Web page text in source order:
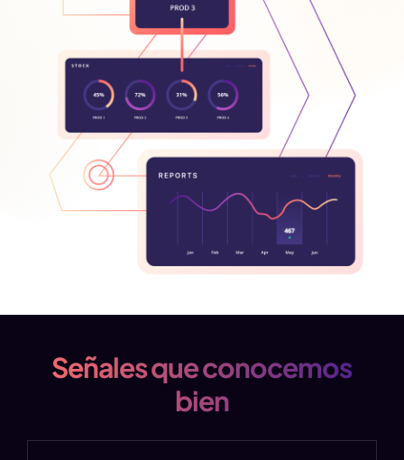
Señales que conocemos
bien